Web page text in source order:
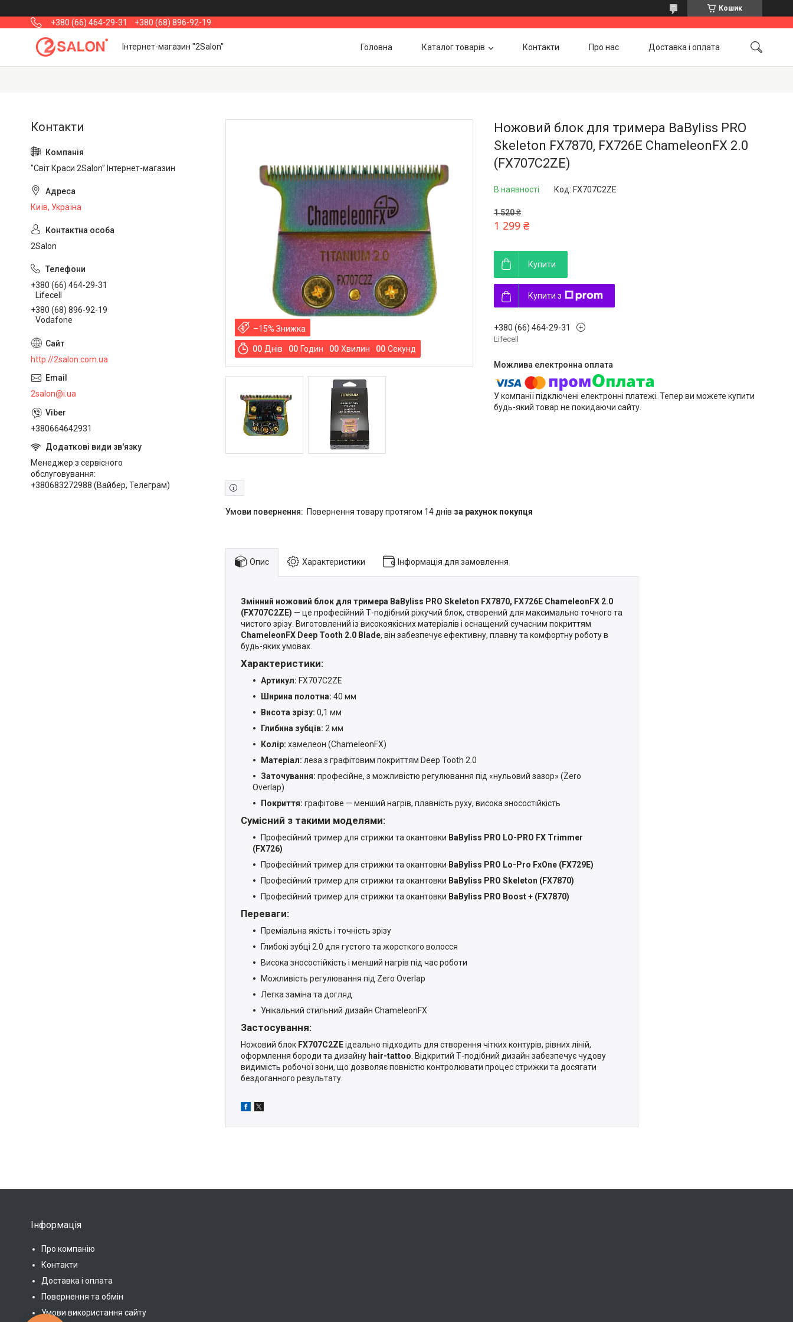
Кошик
+380 (66) 464-29-31 +380 (68) 896-92-19
Інтернет-магазин "2Salon" Головна Каталог товарів Контакти Про нас Доставка і оплата
–15%
00 Днів 00 Годин 00 Хвилин 00 Секунд
Ножовий блок для тримера BaByliss PRO
Skeleton FX7870, FX726E ChameleonFX 2.0
(FX707C2ZE)
В наявності Код: FX707C2ZE
1 520 ₴
1 299 ₴
Купити
Купити з
+380 (66) 464-29-31
Lifecell
У компанії підключені електронні платежі. Тепер ви можете купити
будь-який товар не покидаючи сайту.
повернення товару протягом 14 днів за рахунок покупця
Опис Характеристики Інформація для замовлення
Змінний ножовий блок для тримера BaByliss PRO Skeleton FX7870, FX726E ChameleonFX 2.0
(FX707C2ZE) — це професійний Т-подібний ріжучий блок, створений для максимально точного та
чистого зрізу. Виготовлений із високоякісних матеріалів і оснащений сучасним покриттям
ChameleonFX Deep Tooth 2.0 Blade, він забезпечує ефективну, плавну та комфортну роботу в
будь-яких умовах.
Характеристики:
Артикул: FX707C2ZE
Ширина полотна: 40 мм
Висота зрізу: 0,1 мм
Глибина зубців: 2 мм
Колір: хамелеон (ChameleonFX)
Матеріал: леза з графітовим покриттям Deep Tooth 2.0
Заточування: професійне, з можливістю регулювання під «нульовий зазор» (Zero
Overlap)
Покриття: графітове — менший нагрів, плавність руху, висока зносостійкість
Сумісний з такими моделями:
Професійний тример для стрижки та окантовки BaByliss PRO LO-PRO FX Trimmer
(FX726)
Професійний тример для стрижки та окантовки BaByliss PRO Lo-Pro FxOne (FX729E)
Професійний тример для стрижки та окантовки BaByliss PRO Skeleton (FX7870)
Професійний тример для стрижки та окантовки BaByliss PRO Boost + (FX7870)
Переваги:
Преміальна якість і точність зрізу
Глибокі зубці 2.0 для густого та жорсткого волосся
Висока зносостійкість і менший нагрів під час роботи
Можливість регулювання під Zero Overlap
Легка заміна та догляд
Унікальний стильний дизайн ChameleonFX
Застосування:
Ножовий блок FX707C2ZEідеально підходить для створення чітких контурів, рівних ліній,
оформлення бороди та дизайну hair-tattoo . Відкритий Т-подібний дизайн забезпечує чудову
видимість робочої зони, що дозволяє повністю контролювати процес стрижки та досягати
бездоганного результату.
"Світ Краси 2Salon" Інтернет-магазин
Київ, Україна
2Salon
+380 (66) 464-29-31
Lifecell
+380 (68) 896-92-19
Vodafone
http://2salon.com.ua
2salon@i.ua
+380664642931
Менеджер з сервісного
обслуговування
+380683272988 (Вайбер, Телеграм)
Інформація
Про компанію
Контакти
Доставка і оплата
Повернення та обмін
Умови використання сайту